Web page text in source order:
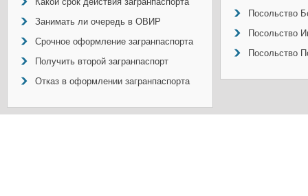
Занимать ли очередь в ОВИР
Срочное оформление загранпаспорта
Получить второй загранпаспорт
Отказ в оформлении загранпаспорта
Посольство
Посольство
Посольство